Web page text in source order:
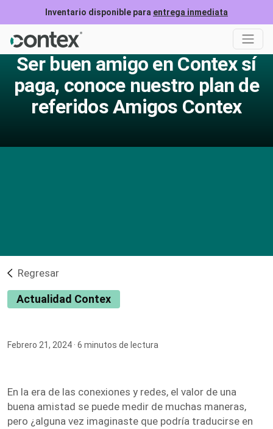
Inventario disponible para entrega inmediata
Ser buen amigo en Contex sí
paga, conoce nuestro plan de
referidos Amigos Contex
Regresar
Actualidad Contex
Febrero 21, 2024 · 6 minutos de lectura
En la era de las conexiones y redes, el valor de una
buena amistad se puede medir de muchas maneras,
pero ¿alguna vez imaginaste que podría traducirse en